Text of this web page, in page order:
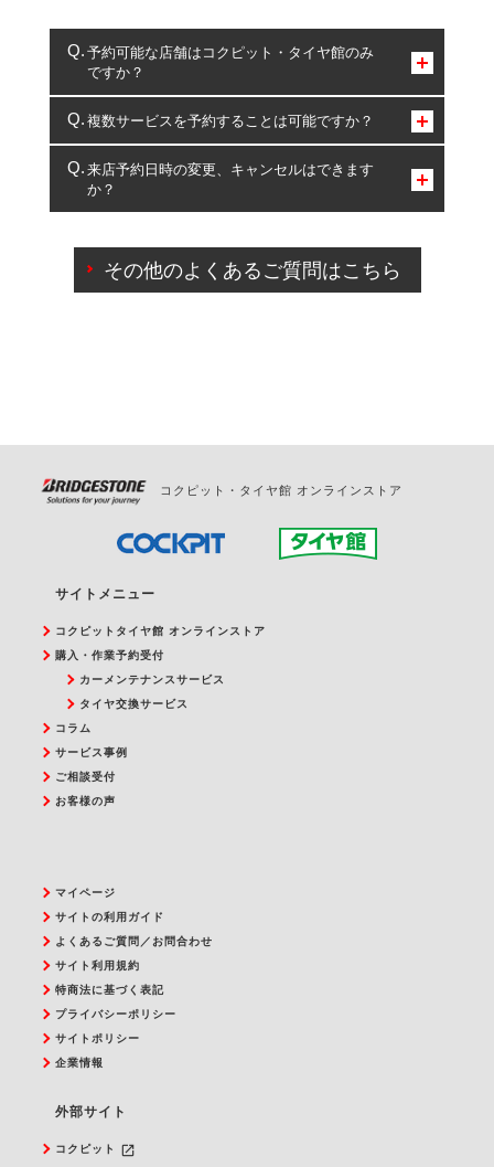
予約可能な店舗はコクピット・タイヤ館のみ
ですか？
コクピット・タイヤ館のみとなります。
複数サービスを予約することは可能ですか？
複数サービスのご予約は可能です。
一部の商品・サービスの組み合わせに限り、同時にご予約が
出来ないものもございます。
来店予約日時の変更、キャンセルはできます
か？
ご来店予約日の3営業日前を過ぎている場合のご予約
の日時変更につきましては、直接ご予約の店舗まで
その他のよくあるご質問はこちら
コクピット・タイヤ館 オンラインストア
サイトメニュー
コクピットタイヤ館 オンラインストア
購入・作業予約受付
カーメンテナンスサービス
タイヤ交換サービス
コラム
サービス事例
ご相談受付
お客様の声
マイページ
サイトの利用ガイド
よくあるご質問／お問合わせ
サイト利用規約
特商法に基づく表記
プライバシーポリシー
サイトポリシー
企業情報
外部サイト
コクピット
launch